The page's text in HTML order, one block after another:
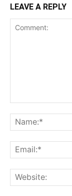
LEAVE A REPLY